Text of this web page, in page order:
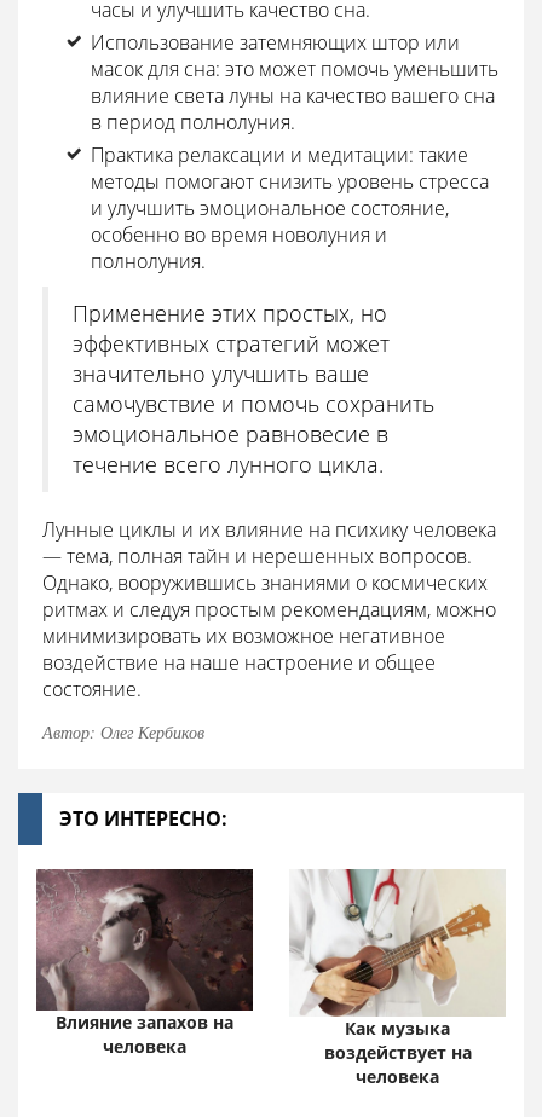
часы и улучшить качество сна.
Использование затемняющих штор или
масок для сна: это может помочь уменьшить
влияние света луны на качество вашего сна
в период полнолуния.
Практика релаксации и медитации: такие
методы помогают снизить уровень стресса
и улучшить эмоциональное состояние,
особенно во время новолуния и
полнолуния.
Применение этих простых, но
эффективных стратегий может
значительно улучшить ваше
самочувствие и помочь сохранить
эмоциональное равновесие в
течение всего лунного цикла.
Лунные циклы и их влияние на психику человека
— тема, полная тайн и нерешенных вопросов.
Однако, вооружившись знаниями о космических
ритмах и следуя простым рекомендациям, можно
минимизировать их возможное негативное
воздействие на наше настроение и общее
состояние.
Автор: Олег Кербиков
ЭТО ИНТЕРЕСНО:
Влияние запахов на
человека
Как музыка
воздействует на
человека